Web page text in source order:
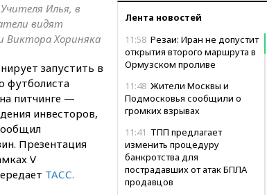
Лента новостей
11:58 Резаи: Иран не допустит
открытия второго маршрута в
Ормузском проливе
11:48 Жители Москвы и
Подмосковья сообщили о
громких взрывах
11:41 ТПП предлагает
изменить процедуру
банкротства для
пострадавших от атак БПЛА
продавцов
Илья, в
видят
Виктора Хориняка
запустить в
футболиста
питчинге —
инвесторов,
Презентация
V
ТАСС.